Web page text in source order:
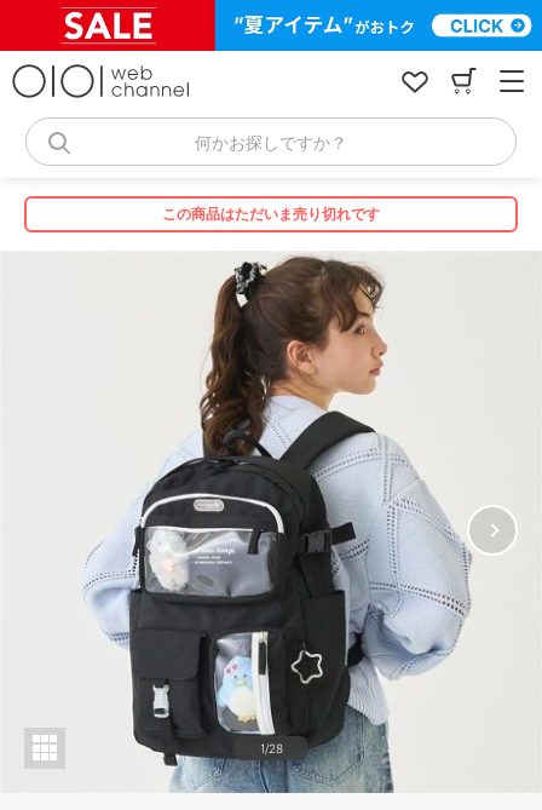
何かお探しですか？
この商品はただいま売り切れです
1/28